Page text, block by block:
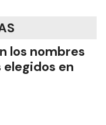
los nombres
en